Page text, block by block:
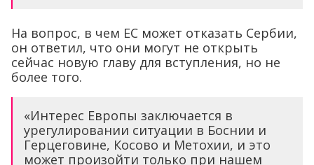
На вопрос, в чем ЕС может отказать Сербии,
он ответил, что они могут не открыть
сейчас новую главу для вступления, но не
более того.
«Интерес Европы заключается в
урегулировании ситуации в Боснии и
Герцеговине, Косово и Метохии, и это
может произойти только при нашем